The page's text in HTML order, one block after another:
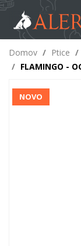
Domov / Ptice /
/ FLAMINGO -
NOVO